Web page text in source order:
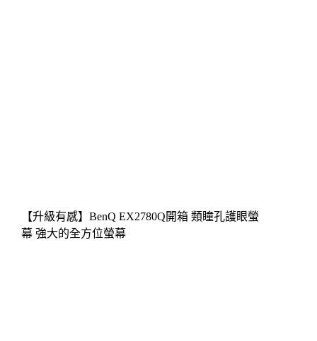
【升級有感】BenQ EX2780Q開箱 類瞳孔護眼螢
幕 強大的全方位螢幕